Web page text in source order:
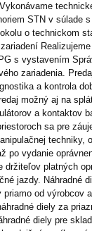
STN v súlade
o technickom
s vystavením
zariadenia.
a kontrola
možný aj na
a kontaktov
sa pre
techniky,
po vydanie
držiteľov platných
jazdy. Náhradné
od výrobcov
diely za
diely pre